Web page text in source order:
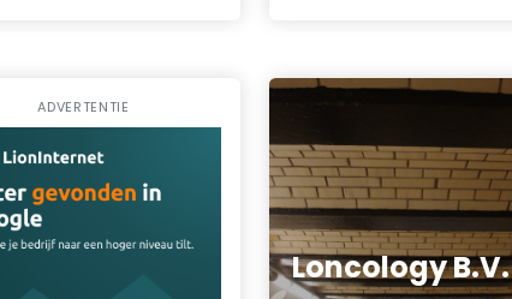
ADVERTENTIE
Loncology B.V.